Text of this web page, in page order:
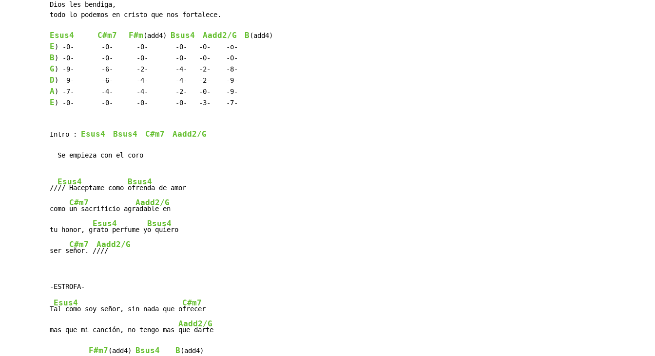
Dios les bendiga,
todo lo podemos en cristo que nos fortalece.
Esus4 C#m7 F#m (add4) Bsus4 Aadd2/G B
E
B
G
D
A
E) -0-       -0-      -0-       -0-   -3-    -7-
Intro : Esus4 Bsus4 C#m7 Aadd2/G
  Se empieza con el coro
//
Esus4
// Haceptame como
Bsus4
ofrenda de amor
como
C#m7
un sacrificio agr
Aadd2/G
adable en
tu honor, g
Esus4
rato perfume y
Bsus4
o quiero
ser s
C#m7
eñor. /
Aadd2/G
///
T
Esus4
al como soy señor, sin nada que o
C#m7
frecer
mas que mi canción, no tengo mas
Aadd2/G
que darte
F#m7 (add4) Bsus4 B (add4)